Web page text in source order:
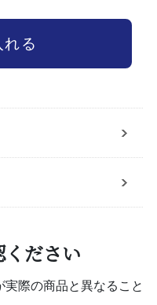
ださい
際の商品と異なること